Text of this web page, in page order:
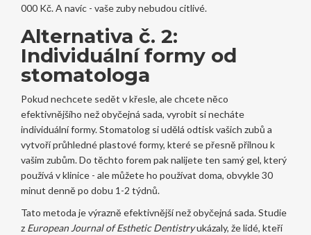
000 Kč. A navíc - vaše zuby nebudou citlivé.
Alternativa č. 2:
Individuální formy od
stomatologa
Pokud nechcete sedět v křesle, ale chcete něco
efektivnějšího než obyčejná sada, vyrobit si necháte
individuální formy. Stomatolog si udělá odtisk vašich zubů a
vytvoří průhledné plastové formy, které se přesně přilnou k
vašim zubům. Do těchto forem pak nalijete ten samý gel, který
používá v klinice - ale můžete ho používat doma, obvykle 30
minut denně po dobu 1-2 týdnů.
Tato metoda je výrazně efektivnější než obyčejná sada. Studie
z European Journal of Esthetic Dentistryukázaly, že lidé, kteří